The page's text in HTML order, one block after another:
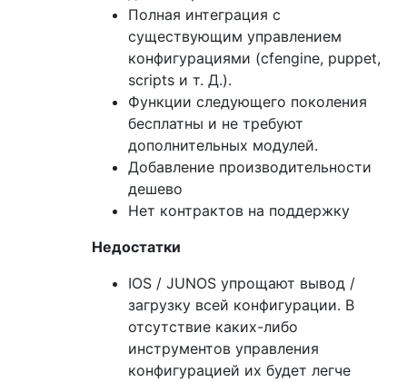
Полная интеграция с
существующим управлением
конфигурациями (cfengine, puppet,
scripts и т. Д.).
Функции следующего поколения
бесплатны и не требуют
дополнительных модулей.
Добавление производительности
дешево
Нет контрактов на поддержку
Недостатки
IOS / JUNOS упрощают вывод /
загрузку всей конфигурации. В
отсутствие каких-либо
инструментов управления
конфигурацией их будет легче